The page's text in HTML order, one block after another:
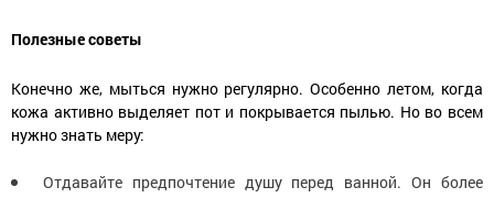
Полезные советы
Конечно же, мыться нужно регулярно. Особенно летом, когда
кожа активно выделяет пот и покрывается пылью. Но во всем
нужно знать меру:
Отдавайте предпочтение душу перед ванной. Он более